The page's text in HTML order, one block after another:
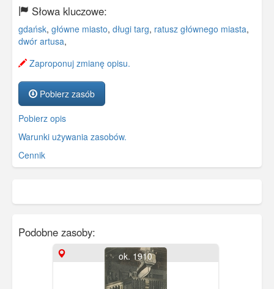
Słowa kluczowe:
gdańsk, główne miasto, długi targ, ratusz głównego miasta,
dwór artusa,
Zaproponuj zmianę opisu.
Pobierz zasób
Pobierz opis
Warunki używania zasobów.
Cennik
Podobne zasoby:
ok. 1910